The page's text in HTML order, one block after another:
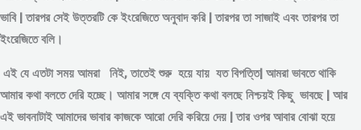
ভাবি | তারপর সেই উত্তরটি কে ইংরেজিতে অনুবাদ করি | তারপর তা সাজাই এবং তারপর তা
ইংরেজিতে বলি।
এই যে এতটা সময় আমরা নিই, তাতেই শুরু হয়ে যায় যত বিপত্তি| আমরা ভাবতে থাকি
আমার কথা বলতে দেরি হচ্ছে। আমার সঙ্গে যে ব্যক্তি কথা বলছে নিশ্চয়ই কিছু ভাবছে | আর
এই ভাবনাটাই আমাদের ভাবার কাজকে আরো দেরি করিয়ে দেয় | তার ওপর আবার বোঝা হয়ে